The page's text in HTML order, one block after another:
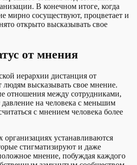
В конечном итоге, когда
мирно сосуществуют, процветает и
открыто высказывать свое
от мнения
иерархии дистанция от
людям высказывать свое мнение.
отношения между сотрудниками,
на человека с меньшим
с мнением человека более
устанавливаются
стигматизируют и даже
мнение, побуждая каждого